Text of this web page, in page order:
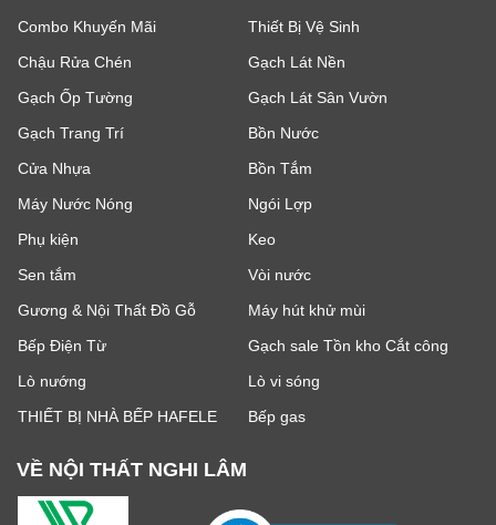
Combo Khuyến Mãi
Thiết Bị Vệ Sinh
Chậu Rửa Chén
Gạch Lát Nền
Gạch Ốp Tường
Gạch Lát Sân Vườn
Gạch Trang Trí
Bồn Nước
Cửa Nhựa
Bồn Tắm
Máy Nước Nóng
Ngói Lợp
Phụ kiện
Keo
Sen tắm
Vòi nước
Gương & Nội Thất Đồ Gỗ
Máy hút khử mùi
Bếp Điện Từ
Gạch sale Tồn kho Cắt công
Lò nướng
Lò vi sóng
THIẾT BỊ NHÀ BẾP HAFELE
Bếp gas
VỀ NỘI THẤT NGHI LÂM